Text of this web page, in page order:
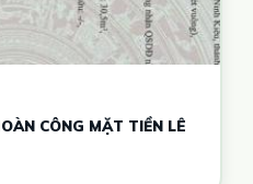
CÔNG MẶT TIỀN LÊ